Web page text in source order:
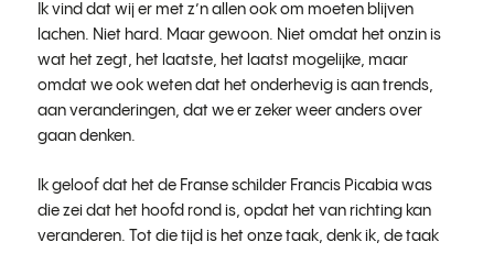
Ik vind dat wij er met z’n allen ook om moeten blijven
lachen. Niet hard. Maar gewoon. Niet omdat het onzin is
wat het zegt, het laatste, het laatst mogelijke, maar
omdat we ook weten dat het onderhevig is aan trends,
aan veranderingen, dat we er zeker weer anders over
gaan denken.
Ik geloof dat het de Franse schilder Francis Picabia was
die zei dat het hoofd rond is, opdat het van richting kan
veranderen. Tot die tijd is het onze taak, denk ik, de taak